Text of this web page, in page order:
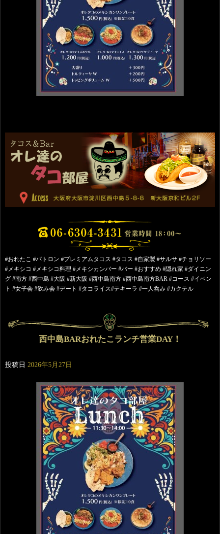
#おれたこ #パトロン #プレミアムタコス #タコス #自家製 #サルサ #チョリソー
#メキシコ #メキシコ料理 #メキシカンバー #バー #おすすめ #隠れ家 #ダイニン
グ #南方 #西中島 #大阪 #新大阪 #西中島南方 #西中島南方BAR #コース #イベン
ト #女子会 #飲み会 #デート #タコライス#テキーラ #一人呑み #カクテル
西中島BARおれたこランチ営業DAY！
投稿日 2026年5月27日